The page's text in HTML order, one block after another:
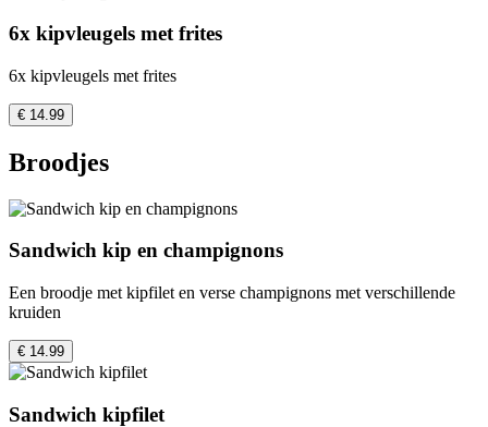
6x kipvleugels met frites
6x kipvleugels met frites
€ 14.99
Broodjes
Sandwich kip en champignons
Een broodje met kipfilet en verse champignons met verschillende
kruiden
€ 14.99
Sandwich kipfilet